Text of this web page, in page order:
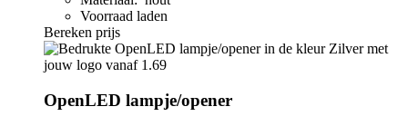
Voorraad laden
Bereken prijs
OpenLED lampje/opener